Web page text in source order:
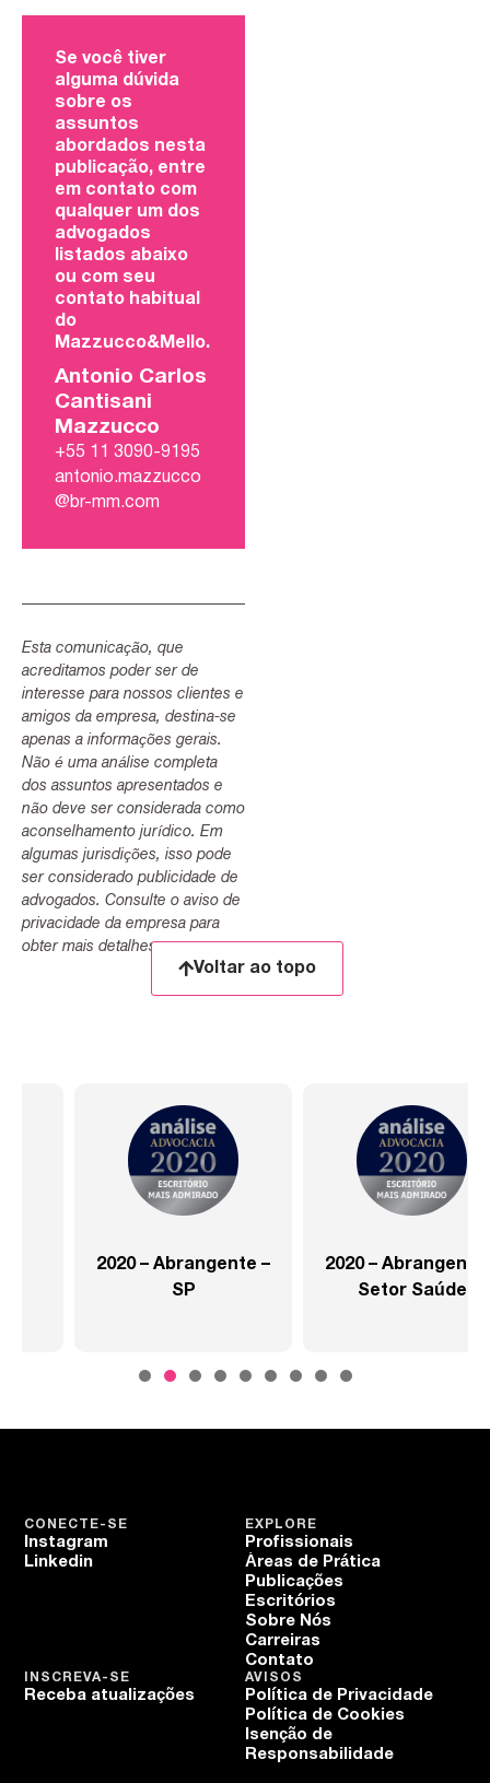
Se você tiver
alguma dúvida
sobre os
assuntos
abordados nesta
publicação, entre
em contato com
qualquer um dos
advogados
listados abaixo
ou com seu
contato habitual
do
Mazzucco&Mello.
Antonio Carlos
Cantisani
Mazzucco
+55 11 3090-9195
antonio.mazzucco
@br-mm.com
Esta comunicação, que
acreditamos poder ser de
interesse para nossos clientes e
amigos da empresa, destina-se
apenas a informações gerais.
Não é uma análise completa
dos assuntos apresentados e
não deve ser considerada como
aconselhamento jurídico. Em
algumas jurisdições, isso pode
ser considerado publicidade de
advogados. Consulte o aviso de
privacidade da empresa para
obter mais detalhes.
Voltar ao topo
2020 – Abrangente –
2020 – Abrangente –
Setor Saúde
EXPLORE
Profissionais
Áreas de Prática
Publicações
Escritórios
Sobre Nós
Carreiras
Contato
CONECTE-SE
Instagram
Linkedin
AVISOS
Política de Privacidade
Política de Cookies
Isenção de
Responsabilidade
INSCREVA-SE
Receba atualizações